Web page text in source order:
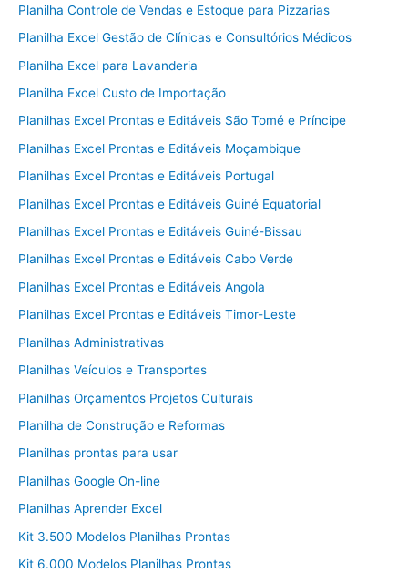
Planilha Controle de Vendas e Estoque para Pizzarias
Planilha Excel Gestão de Clínicas e Consultórios Médicos
Planilha Excel para Lavanderia
Planilha Excel Custo de Importação
Planilhas Excel Prontas e Editáveis São Tomé e Príncipe
Planilhas Excel Prontas e Editáveis Moçambique
Planilhas Excel Prontas e Editáveis Portugal
Planilhas Excel Prontas e Editáveis Guiné Equatorial
Planilhas Excel Prontas e Editáveis Guiné-Bissau
Planilhas Excel Prontas e Editáveis Cabo Verde
Planilhas Excel Prontas e Editáveis Angola
Planilhas Excel Prontas e Editáveis Timor-Leste
Planilhas Administrativas
Planilhas Veículos e Transportes
Planilhas Orçamentos Projetos Culturais
Planilha de Construção e Reformas
Planilhas prontas para usar
Planilhas Google On-line
Planilhas Aprender Excel
Kit 3.500 Modelos Planilhas Prontas
Kit 6.000 Modelos Planilhas Prontas